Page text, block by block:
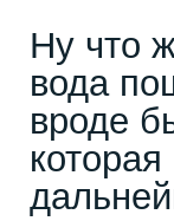
Ну что
вода
вроде